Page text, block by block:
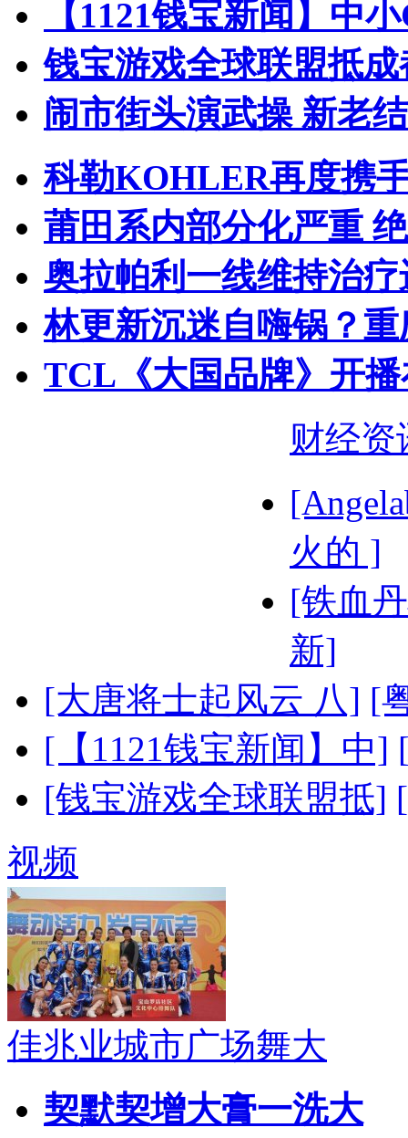
【1121钱宝新闻】中
钱宝游戏全球联盟抵
闹市街头演武操 新老
科勒KOHLER再度携
莆田系内部分化严重
奥拉帕利一线维持治
林更新沉迷自嗨锅？
TCL《大国品牌》开
财经资
火的 ]
[铁血
新]
[大唐将士起风云 八] [
[【1121钱宝新闻】中]
[钱宝游戏全球联盟抵]
视频
佳兆业城市广场舞大
契默契增大膏一洗大